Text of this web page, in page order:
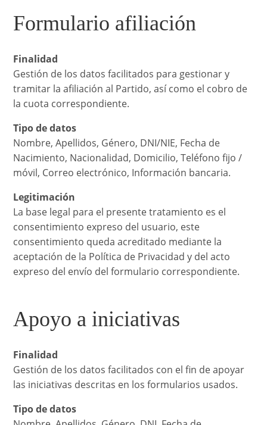
Formulario afiliación
Finalidad
Gestión de los datos facilitados para gestionar y
tramitar la afiliación al Partido, así como el cobro de
la cuota correspondiente.
Tipo de datos
Nombre, Apellidos, Género, DNI/NIE, Fecha de
Nacimiento, Nacionalidad, Domicilio, Teléfono fijo /
móvil, Correo electrónico, Información bancaria.
Legitimación
La base legal para el presente tratamiento es el
consentimiento expreso del usuario, este
consentimiento queda acreditado mediante la
aceptación de la Política de Privacidad y del acto
expreso del envío del formulario correspondiente.
Apoyo a iniciativas
Finalidad
Gestión de los datos facilitados con el fin de apoyar
las iniciativas descritas en los formularios usados.
Tipo de datos